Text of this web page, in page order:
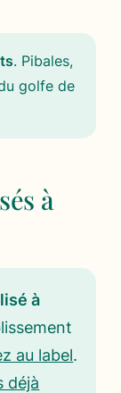
. Pibales,
golfe de
à
à
au label.
déjà